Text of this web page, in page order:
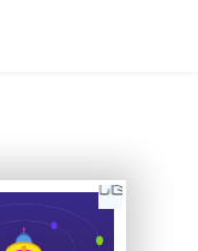
计
业形象的快速便捷之